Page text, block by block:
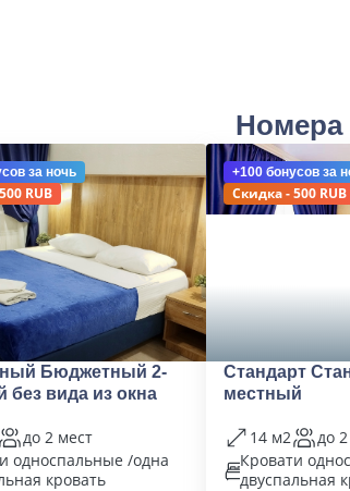
Номера
за ночь
RUB
Бюджетный 2-
без вида из окна
до 2 мест
односпальные /одна
кровать
+100 бонусов за
Скидка - 500 RUB
Стандарт
местный
14 м2
до
Кровати
двуспальная